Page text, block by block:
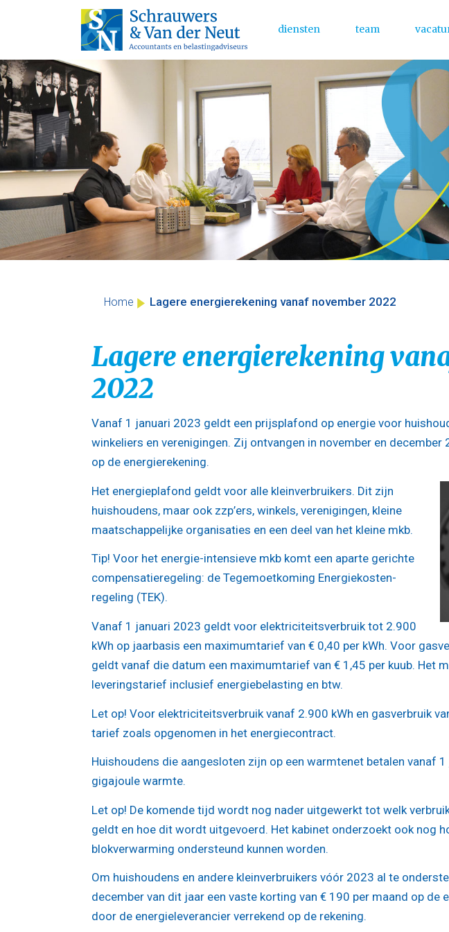
Skip
to
content
Main Menu
diensten team
Home Lagere energierekening vanaf november 2022
Lagere energierekening
2022
Vanaf 1 januari 2023 geldt een prijsplafond op energie voor
winkeliers en verenigingen. Zij ontvangen in november en
op de energierekening.
Het energieplafond geldt voor alle kleinverbruikers. Dit zijn
huishoudens, maar ook zzp’ers, winkels, verenigingen, kleine
maatschappelijke organisaties en een deel van het kleine mkb.
Tip! Voor het energie-intensieve mkb komt een aparte gerichte
compensatieregeling: de Tegemoetkoming Energiekosten-
regeling (TEK).
Vanaf 1 januari 2023 geldt voor elektriciteitsverbruik tot 2.900
kWh op jaarbasis een maximumtarief van € 0,40 per kWh. Voor
geldt vanaf die datum een maximumtarief van € 1,45 per kuub. Het
leveringstarief inclusief energiebelasting en btw.
Let op! Voor elektriciteitsverbruik vanaf 2.900 kWh en gasverbruik
tarief zoals opgenomen in het energiecontract.
Huishoudens die aangesloten zijn op een warmtenet betalen vanaf
gigajoule warmte.
Let op! De komende tijd wordt nog nader uitgewerkt tot welk
geldt en hoe dit wordt uitgevoerd. Het kabinet onderzoekt ook nog
blokverwarming ondersteund kunnen worden.
Om huishoudens en andere kleinverbruikers vóór 2023 al te
december van dit jaar een vaste korting van € 190 per maand op de
door de energieleverancier verrekend op de rekening.